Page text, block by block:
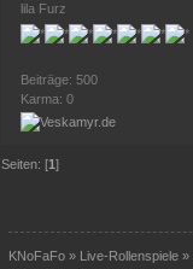
lila Furz
Beiträge: 500
Karma: 0
Seiten: [1]
KNoFaFo » Live-Rollenspiele »